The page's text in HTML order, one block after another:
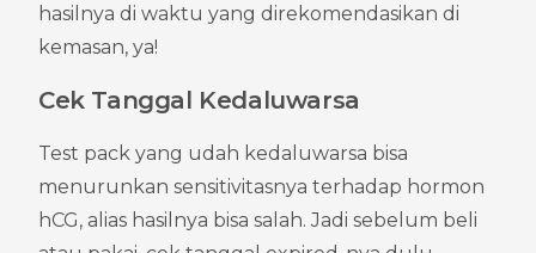
hasilnya di waktu yang direkomendasikan di
kemasan, ya!
Cek Tanggal Kedaluwarsa
Test pack yang udah kedaluwarsa bisa
menurunkan sensitivitasnya terhadap hormon
hCG, alias hasilnya bisa salah. Jadi sebelum beli